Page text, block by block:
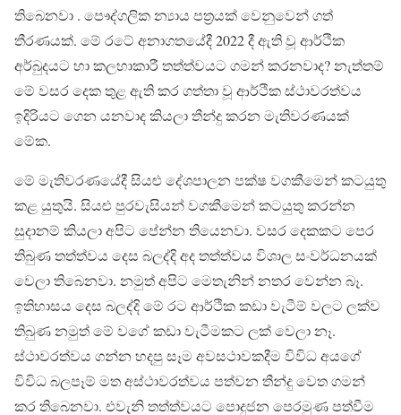
තිබෙනවා . පෞද්ගලික න්‍යාය පත්‍රයක් වෙනුවෙන් ගත්
තීරණයක්. මේ රටේ අනාගතයේදී 2022 දී ඇති වූ ආර්ථික
අර්බුදයට හා කලහාකාරී තත්ත්වයට ගමන් කරනවාද? නැත්තම්
මේ වසර දෙක තුළ ඇති කර ගත්තා වූ ආර්ථික ස්ථාවරත්වය
ඉදිරියට ගෙන යනවාද කියලා තීන්දු කරන මැතිවරණයක්
මේක.
මේ මැතිවරණයේදී සියළු දේශපාලන පක්ෂ වගකීමෙන් කටයුතු
කළ යුතුයි. සියළු පුරවැසියන් වගකීමෙන් කටයුතු කරන්න
සුදානම් කියලා අපිට පේන්න තියෙනවා. වසර දෙකකට පෙර
තිබුණ තත්ත්වය දෙස බලද්දි අද තත්ත්වය විශාල සංවර්ධනයක්
වෙලා තිබෙනවා. නමුත් අපිට මෙතැනින් නතර වෙන්න බෑ.
ඉතිහාසය දෙස බලද්දි මේ රට ආර්ථික කඩා වැටීම් වලට ලක්ව
තිබුණ නමුත් මේ වගේ කඩා වැටීමකට ලක් වෙලා නෑ.
ස්ථාවරත්වය ගන්න හදපු සෑම අවසථාවකදීම විවිධ අයගේ
විවිධ බලපෑම් මත අස්ථාවරත්වය පත්වන තීන්දු වෙත ගමන්
කර තිබෙනවා. එවැනි තත්ත්වයට පොදුජන පෙරමුණ පත්වීම